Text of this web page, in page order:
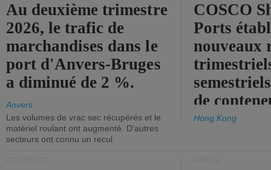
Au deuxième trimestre
2026, le trafic de
marchandises dans le
port d'Anvers-Bruges
a diminué de 2 %.
Anvers
Les volumes de vrac sec récupérés et le
matériel roulant ont augmenté. D'autres
secteurs ont connu un recul.
COSCO
Ports
nouveaux
de
Hong Kong